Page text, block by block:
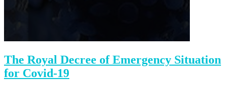
FAQ
The Royal Decree of Emergency Situation
for Covid-19